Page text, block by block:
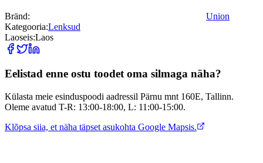
Bränd:
Union
Kategooria:Lenksud
Laoseis:Laos
Eelistad enne ostu toodet oma silmaga näha?
Külasta meie esinduspoodi aadressil Pärnu mnt 160E, Tallinn.
Oleme avatud T-R: 13:00-18:00, L: 11:00-15:00.
Klõpsa siia, et näha täpset asukohta Google Mapsis.